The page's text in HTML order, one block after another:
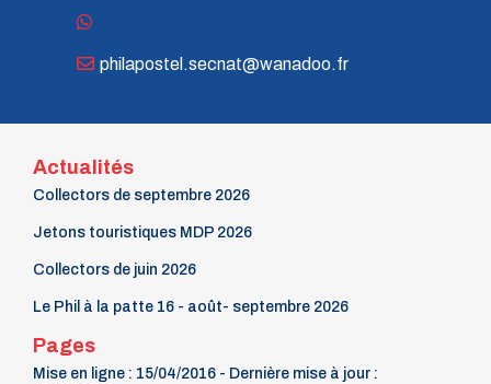
philapostel.secnat@wanadoo.fr
Actualités
Collectors de septembre 2026
Jetons touristiques MDP 2026
Collectors de juin 2026
Le Phil à la patte 16 - août- septembre 2026
Pages
Mise en ligne : 15/04/2016 - Dernière mise à jour :